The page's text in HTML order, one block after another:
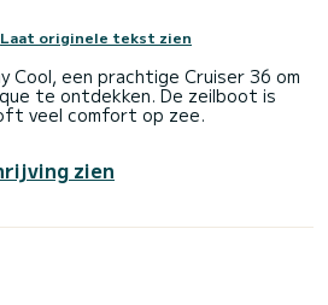
Laat originele tekst zien
Cool, een prachtige Cruiser 36 om
te ontdekken. De zeilboot is
veel comfort op zee.
totale lengte van 11 meter is het
een unieke vakantie op het
zien